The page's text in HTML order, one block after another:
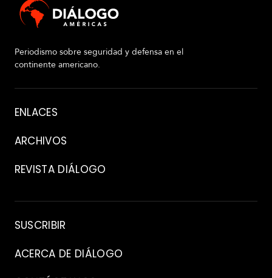
R
p
r
a
j
e
p
c
i
o
o
Periodismo sobre seguridad y defensa en el
continente americano.
Acerca
ENLACES
ARCHIVOS
REVISTA DIÁLOGO
Archivo
SUSCRIBIR
ACERCA DE DIÁLOGO